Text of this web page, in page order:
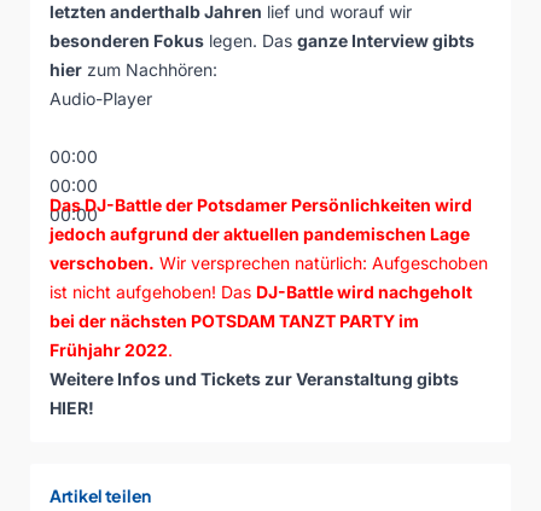
letzten anderthalb Jahren lief und worauf wir
besonderen Fokus legen. Das ganze Interview gibts
hier zum Nachhören:
Audio-Player
00:00
00:00
00:00
Das DJ-Battle der Potsdamer Persönlichkeiten wird
jedoch aufgrund der aktuellen pandemischen Lage
verschoben. Wir versprechen natürlich: Aufgeschoben
ist nicht aufgehoben! Das DJ-Battle wird nachgeholt
bei der nächsten POTSDAM TANZT PARTY im
Frühjahr 2022.
Weitere Infos und Tickets zur Veranstaltung gibts
HIER!
Artikel teilen